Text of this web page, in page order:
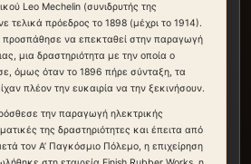
Leo Mechelin (συνιδρυτής της
τελικά πρόεδρος το 1898 (μέχρι το 1914).
προσπάθησε να επεκταθεί στην παραγωγή
μια δραστηριότητα με την οποία ο
όμως όταν το 1896 πήρε σύνταξη, τα
πλέον την ευκαιρία να την ξεκινήσουν.
την παραγωγή ηλεκτρικής
της δραστηριότητες και έπειτα από
τον Α’ Παγκόσμιο Πόλεμο, η επιχείρηση